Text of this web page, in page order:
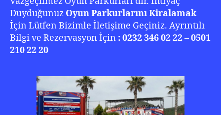
Duyduğunuz Oyun Parkurlarını Kiralamak
İçin Lütfen Bizimle İletişime Geçiniz. Ayrıntılı
Bilgi ve Rezervasyon İçin : 0232 346 02 22 – 0501
210 22 20